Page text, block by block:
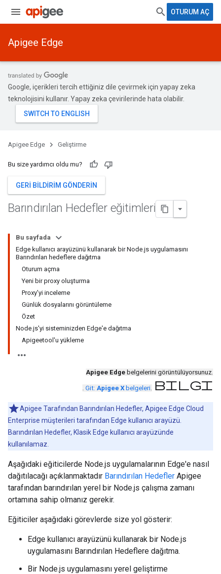
OTURUM AÇ
Apigee Edge
Google, içerikleri tercih ettiğiniz dile çevirmek için yapay zeka
teknolojisini kullanır. Yapay zeka çevirilerinde hata olabilir.
Apigee Edge Geliştirme
Bu size yardımcı oldu mu?
GERI BILDIRIM GÖNDERIN
Barındırılan Hedefler eğitimleri
Bu sayfada
Edge kullanıcı arayüzünü kullanarak bir Node.js uygulamasını
Barındırılan hedeflere dağıtma
Oturum açma
Yeni bir proxy oluşturma
Proxy'yi inceleme
Günlük dosyalarını görüntüleme
Özet
Node.js'yi sisteminizden Edge'e dağıtma
Apigeetool'u yükleme
Apigee Edge belgelerini görüntülüyorsunuz.
. Git: Apigee X belgeleri. bilgi
Apigee Tarafından Barındırılan Hedefler, Apigee Edge Cloud
Enterprise müşterileri tarafından Edge kullanıcı arayüzü.
Barındırılan Hedefler, Klasik Edge kullanıcı arayüzünde
kullanılamaz.
Aşağıdaki eğiticilerde Node.js uygulamalarının Edge'e nasıl
dağıtılacağı açıklanmaktadır Barındırılan Hedefler Apigee
tarafından barındırılan yerel bir Node.js çalışma zamanı
ortamına sahip olmanız gerekir.
Eğiticiler aşağıdaki görevlerde size yol gösterir:
Edge kullanıcı arayüzünü kullanarak bir Node.js
uygulamasını Barındırılan Hedeflere dağıtma.
Bir Node.js uygulamasını yerel geliştirme